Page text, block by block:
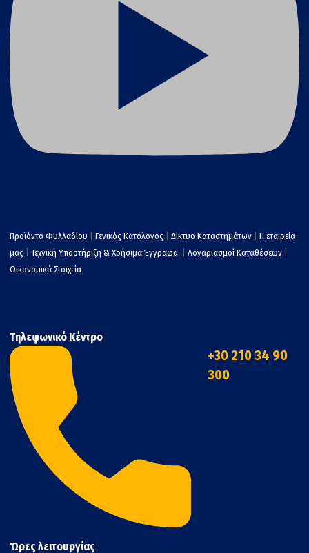
Προϊόντα Φυλλαδίου Γενικός Κατάλογος Δίκτυο Καταστημάτων
Η εταιρεία
μας
Τεχνική Υποστήριξη & Χρήσιμα Έγγραφα Λογαριασμοί Καταθέσεων
Οικονομικά Στοιχεία
Τηλεφωνικό Κέντρο
+30 210 34 90
300
Ώρες λειτουργίας